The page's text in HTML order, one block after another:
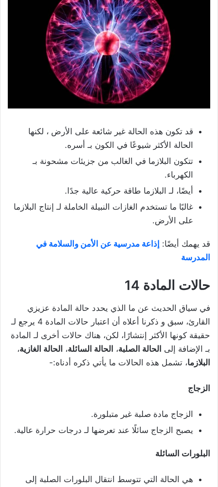
قد تكون هذه الحالة غير شائعة على الأرض ، لكنها
الحالة الأكثر شيوعًا في الكون بـ أسره.
تتكون البلازما في الغالب من جزيئات مشحونة بـ
الكهرباء.
أيضًا، لـ البلازما طاقة حركية عالية جدًا.
غالبًا ما تستخدم الغازات النبيلة الخاملة لـ إنتاج البلازما
على الأرض.
قد يهمك أيضًا: إذاعة مدرسية عن الأمن والسلامة في
المدرسة
حالات المادة 14
في سياق الحديث عن ما الذي يحدد حالة المادة عزيزي
القارئ، سبق و ذكرنا أعلاه أن اعتبار حالات المادة 4 يرجع لـ
حقيقة كونها الأكثر إنتشارًا، لكن، هناك حالات أخرى لـ المادة
بـ الإضافة إلى الحالة الصلبة، الحالة السائلة، الحالة الغازية،
البلازما، تشمل هذه الحالات ما يأتي ذكره أدناه:-
الزجاج
الزجاج مادة صلبة غير متبلورة.
يصبح الزجاج سائلًا عند تعرضها لـ درجات حرارة عالية.
البلورات السائلة
هي الحالة التي تتوسط انتقال البلورات الصلبة إلى